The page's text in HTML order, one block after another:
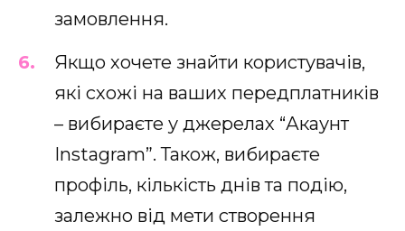
замовлення.
Якщо хочете знайти користувачів,
які схожі на ваших передплатників
– вибираєте у джерелах “Акаунт
Instagram”. Також, вибираєте
профіль, кількість днів та подію,
залежно від мети створення